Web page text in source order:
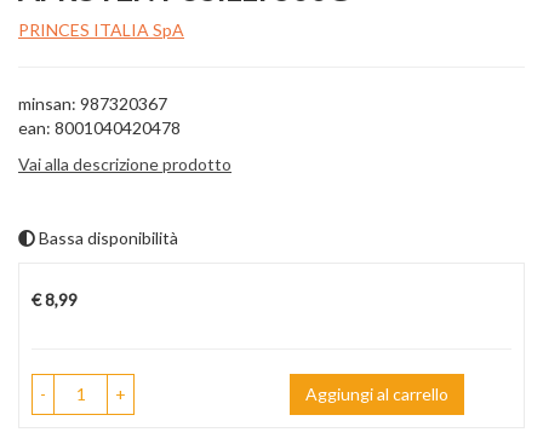
PRINCES ITALIA SpA
minsan: 987320367
ean: 8001040420478
Vai alla descrizione prodotto
Bassa disponibilità
Prezzo
€ 8,99
- + Aggiungi al carrello